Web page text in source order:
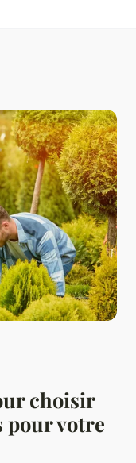
choisir
pour votre